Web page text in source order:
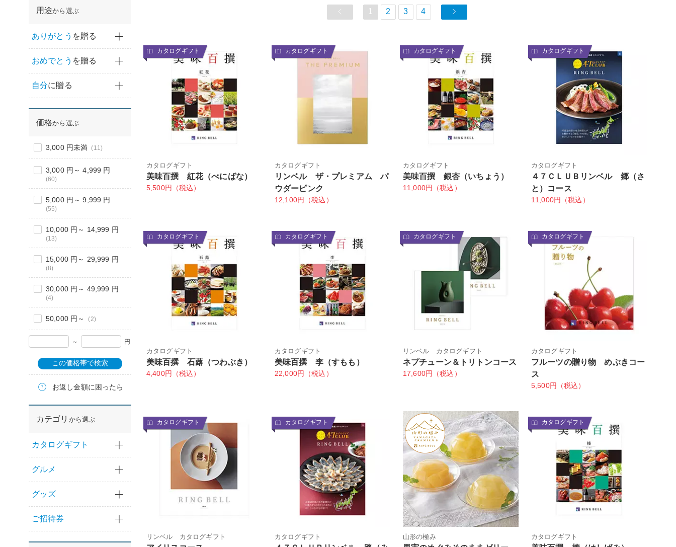
用途から選ぶ
ありがとう を贈る
おめでとう を贈る
自分に贈る
価格から選ぶ
3,000 円未満 (11)
3,000 円～ 4,999 円
(60)
5,000 円～ 9,999 円
(55)
10,000 円～ 14,999 円
(13)
15,000 円～ 29,999 円
(8)
30,000 円～ 49,999 円
(4)
50,000 円～ (2)
～ 円
この価格帯で検索
お返し金額に困ったら
カテゴリ から選ぶ
カタログギフト
グルメ
グッズ
ご招待券
1 2 3 4
カタログギフト
カタログギフト
美味百撰 紅花（べにばな）
5,500円（税込）
カタログギフト
カタログギフト
リンベル ザ・プレミアム パ
ウダーピンク
12,100円（税込）
カタログギフト
カタログギフト
美味百撰 銀杏（いちょう）
11,000円（税込）
カタログギフト
カタログギフト
４７ＣＬＵＢリンベル 郷（さ
と）コース
11,000円（税込）
カタログギフト
カタログギフト
美味百撰 石蕗（つわぶき）
4,400円（税込）
カタログギフト
カタログギフト
美味百撰 李（すもも）
22,000円（税込）
カタログギフト
リンベル カタログギフト
ネプチューン＆トリトンコース
17,600円（税込）
カタログギフト
カタログギフト
フルーツの贈り物 めぶきコー
ス
5,500円（税込）
カタログギフト
リンベル カタログギフト
カタログギフト
カタログギフト 山形の極み
カタログギフト
カタログギフト